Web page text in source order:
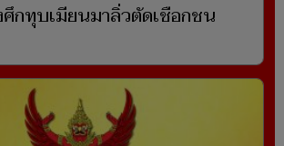
กทุบเมียนมาลิ่วตัดเชือกชน